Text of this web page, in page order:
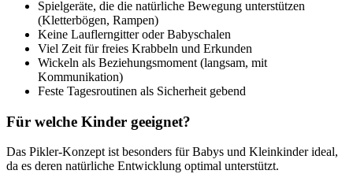
Spielgeräte, die die natürliche Bewegung unterstützen
(Kletterbögen, Rampen)
Keine Lauflerngitter oder Babyschalen
Viel Zeit für freies Krabbeln und Erkunden
Wickeln als Beziehungsmoment (langsam, mit
Kommunikation)
Feste Tagesroutinen als Sicherheit gebend
Für welche Kinder geeignet?
Das Pikler-Konzept ist besonders für Babys und Kleinkinder ideal,
da es deren natürliche Entwicklung optimal unterstützt.